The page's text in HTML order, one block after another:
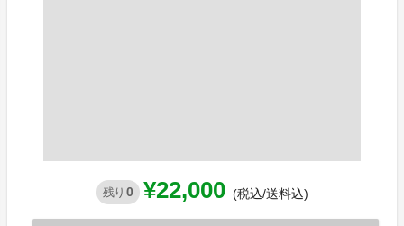
残り 0 ¥22,000 (税込/送料込)